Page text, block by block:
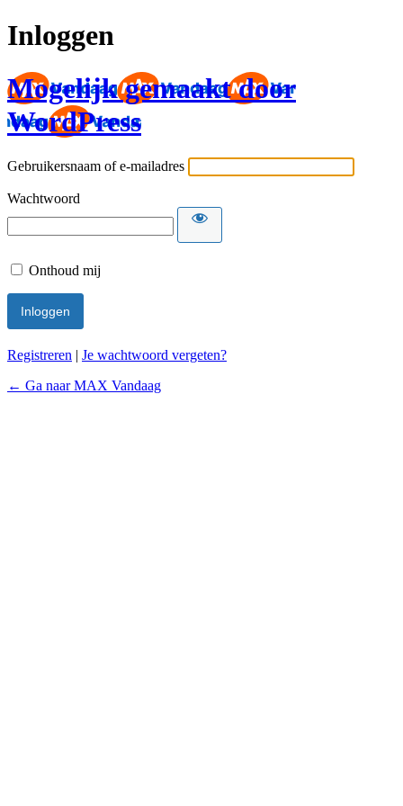
Inloggen
Mogelijk gemaakt door
WordPress
Gebruikersnaam of e-mailadres
Wachtwoord
Onthoud mij
Registreren | Je wachtwoord vergeten?
← Ga naar MAX Vandaag